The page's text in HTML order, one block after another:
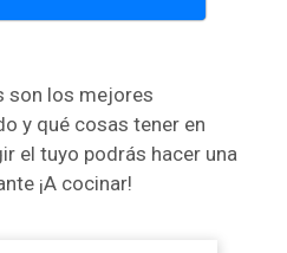
son los mejores
y qué cosas tener en
el tuyo podrás hacer una
¡A cocinar!